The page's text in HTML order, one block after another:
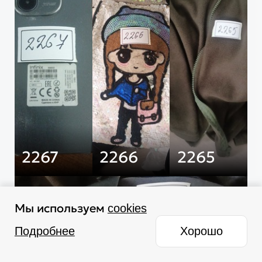
2267 2266 2265
Мы используем cookies
Подробнее
Хорошо